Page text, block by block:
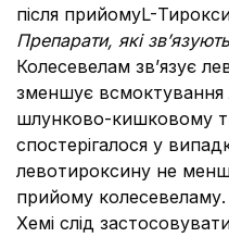
після прийомуL-
Препарати, які
Колесевелам зв’язує
зменшує всмоктування
шлунково-кишковому
спостерігалося у
левотироксину не
прийому
Хемі слід